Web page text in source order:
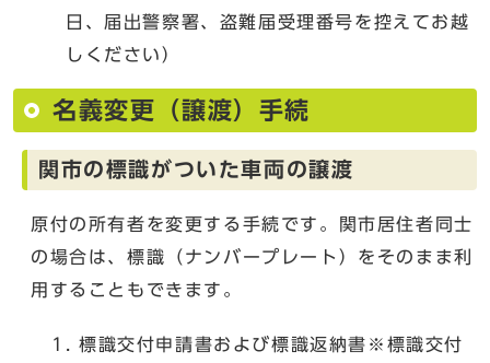
日、届出警察署、盗難届受理番号を控えてお越
しください）
名義変更（譲渡）手続
関市の標識がついた車両の譲渡
原付の所有者を変更する手続です。関市居住者同士
の場合は、標識（ナンバープレート）をそのまま利
用することもできます。
標識交付申請書および標識返納書※標識交付